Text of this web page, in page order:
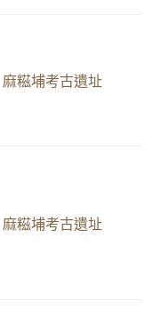
麻糍埔考古遺址
麻糍埔考古遺址